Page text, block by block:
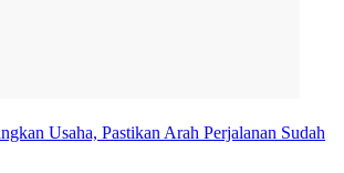
Usaha, Pastikan Arah Perjalanan Sudah